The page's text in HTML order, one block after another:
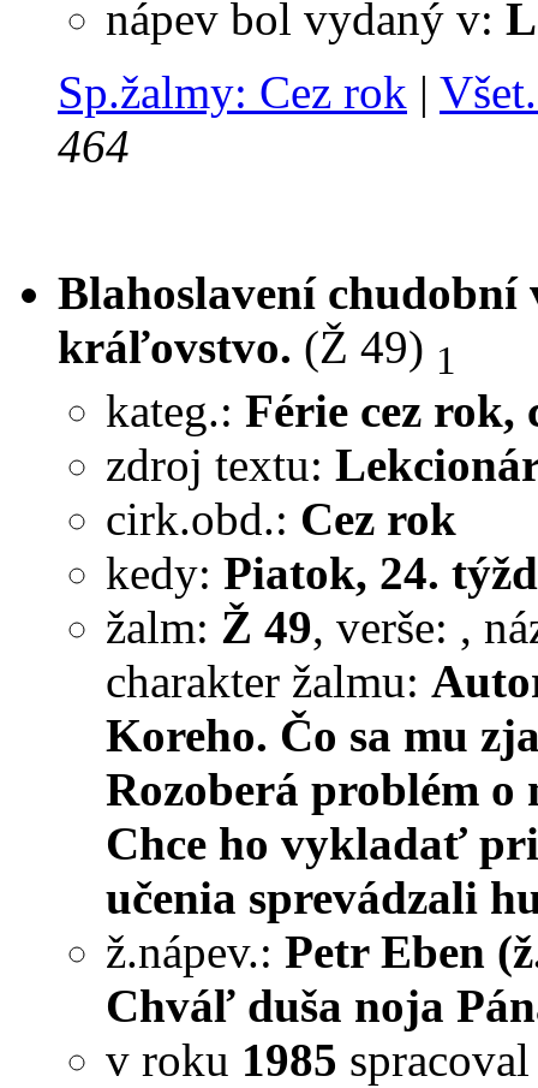
nápev bol vydaný v:
Sp.žalmy: Cez rok |
464
Blahoslavení chudobní
kráľovstvo. (Ž 49) 1
kateg.: Férie cez rok,
zdroj textu:
cirk.obd.: Cez rok
kedy: Piatok, 24.
žalm: Ž 49, verše: ,
charakter žalmu:
Koreho. Čo sa mu
Rozoberá problém o
Chce ho vykladať
učenia sprevádzali
ž.nápev.: Petr Eben
Chváľ duša noja
v roku 1985